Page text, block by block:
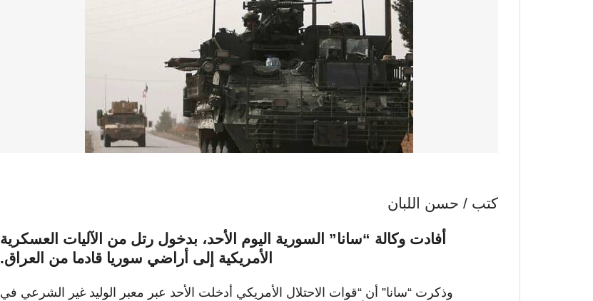
كتب / حسن اللبان
أفادت وكالة “سانا” السورية اليوم الأحد، بدخول رتل من الآليات العسكرية
الأمريكية إلى أراضي سوريا قادما من العراق.
وذكرت “سانا” أن “قوات الاحتلال الأمريكي أدخلت الأحد عبر معبر الوليد غير الشرعي في